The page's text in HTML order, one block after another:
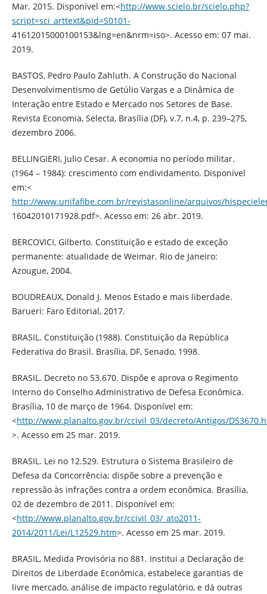
Mar. 2015. Disponível em:<http://www.scielo.br/scielo.php?
script=sci_arttext&pid=S0101-
41612015000100153&lng=en&nrm=iso>. Acesso em: 07 mai.
2019.
BASTOS, Pedro Paulo Zahluth. A Construção do Nacional
Desenvolvimentismo de Getúlio Vargas e a Dinâmica de
Interação entre Estado e Mercado nos Setores de Base.
Revista Economia, Selecta, Brasília (DF), v.7, n.4, p. 239–275,
dezembro 2006.
BELLINGIERI, Julio Cesar. A economia no período militar.
(1964 – 1984): crescimento com endividamento. Disponível
em:<
http://www.unifafibe.com.br/revistasonline/arquivos/
16042010171928.pdf>. Acesso em: 26 abr. 2019.
BERCOVICI, Gilberto. Constituição e estado de exceção
permanente: atualidade de Weimar. Rio de Janeiro:
Azougue, 2004.
BOUDREAUX, Donald J. Menos Estado e mais liberdade.
Barueri: Faro Editorial, 2017.
BRASIL. Constituição (1988). Constituição da República
Federativa do Brasil. Brasília, DF, Senado, 1998.
BRASIL. Decreto no 53.670. Dispõe e aprova o Regimento
Interno do Conselho Administrativo de Defesa Econômica.
Brasília, 10 de março de 1964. Disponível em:
<http://www.planalto.gov.br/ccivil_03/decreto/Antigos/
>. Acesso em 25 mar. 2019.
BRASIL. Lei no 12.529. Estrutura o Sistema Brasileiro de
Defesa da Concorrência; dispõe sobre a prevenção e
repressão às infrações contra a ordem econômica. Brasília,
02 de dezembro de 2011. Disponível em:
<http://www.planalto.gov.br/ccivil_03/_ato2011-
2014/2011/Lei/L12529.htm>. Acesso em 25 mar. 2019.
BRASIL, Medida Provisória no 881. Institui a Declaração de
Direitos de Liberdade Econômica, estabelece garantias de
livre mercado, análise de impacto regulatório, e dá outras